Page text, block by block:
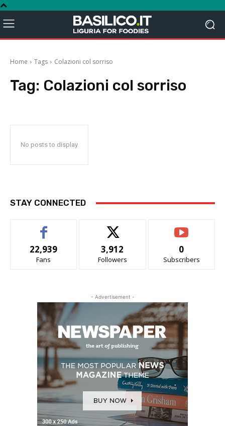
Home Tags Colazioni col sorriso
Tag: Colazioni col sorriso
No posts to display
STAY CONNECTED
22,939
Fans
3,912
Followers
0
Subscribers
- Advertisement -